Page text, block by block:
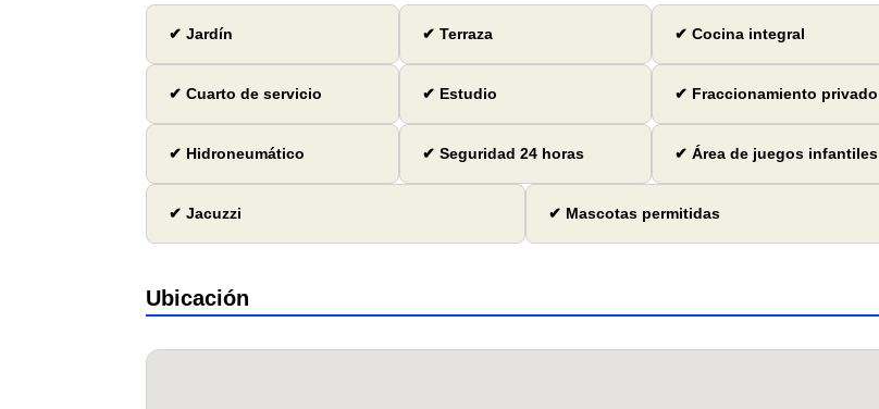
✔ Jardín ✔ Terraza ✔ Cocina integral
✔ Cuarto de servicio ✔ Estudio ✔ Fraccionamiento privado
✔ Hidroneumático ✔ Seguridad 24 horas ✔ Área de juegos infantiles
✔ Jacuzzi ✔ Mascotas permitidas
Ubicación